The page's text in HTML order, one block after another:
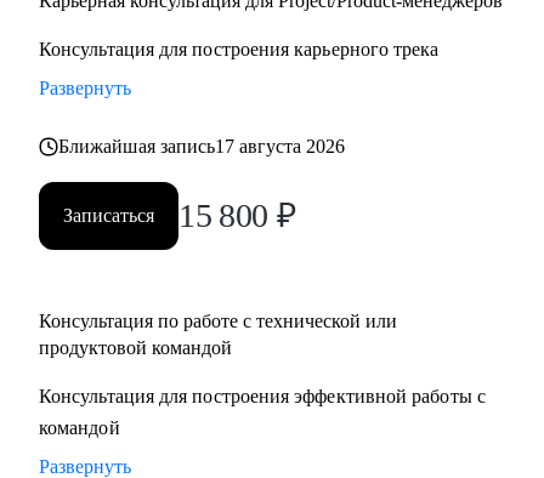
Консультация для построения карьерного трека
Развернуть
Ближайшая запись17 августа 2026
Записаться 15 800 ₽
Консультация по работе с технической или
продуктовой командой
Консультация для построения эффективной работы с
командой
Развернуть